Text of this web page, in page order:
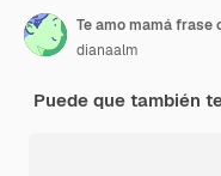
dianaalm
Puede que también